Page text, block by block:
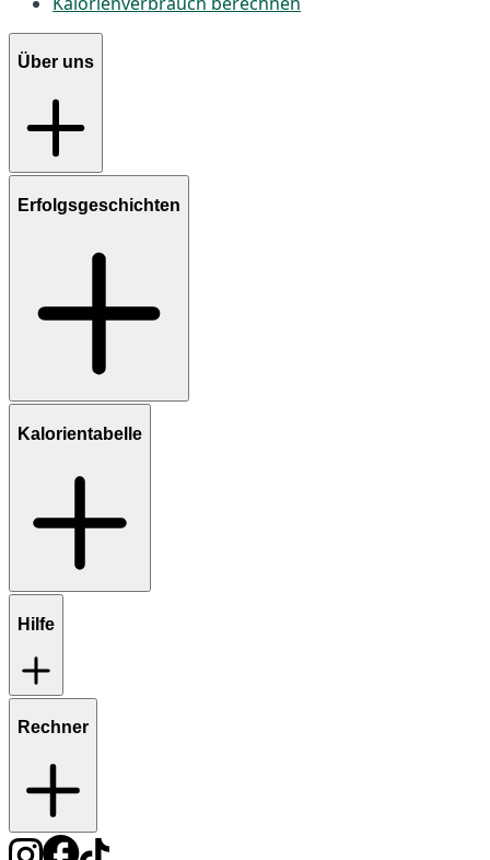
Über uns
Erfolgsgeschichten
Kalorientabelle
Hilfe
Rechner